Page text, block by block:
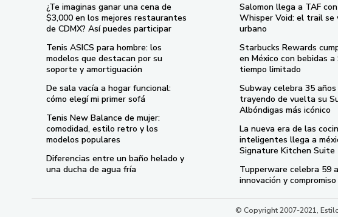
¿Te imaginas ganar una cena de
$3,000 en los mejores restaurantes
de CDMX? Así puedes participar
Tenis ASICS para hombre: los
modelos que destacan por su
soporte y amortiguación
De sala vacía a hogar funcional:
cómo elegí mi primer sofá
Tenis New Balance de mujer:
comodidad, estilo retro y los
modelos populares
Diferencias entre un baño helado y
una ducha de agua fría
Salomon llega a TAF
Whisper Void: el trail se
urbano
Starbucks Rewards
en México con bebidas
tiempo limitado
Subway celebra 35 años
trayendo de vuelta su
Albóndigas más icónico
La nueva era de las
inteligentes llega a
Signature Kitchen Suite
Tupperware celebra 59
innovación y
© Copyright 2007-2021,